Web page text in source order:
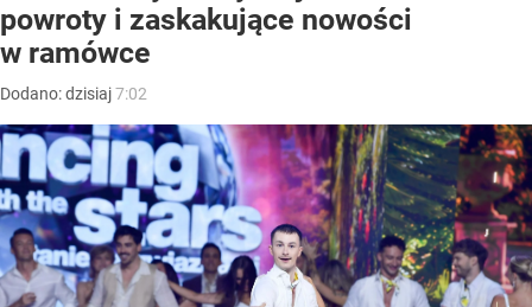
powroty i zaskakujące nowości
w ramówce
Dodano:dzisiaj7:02